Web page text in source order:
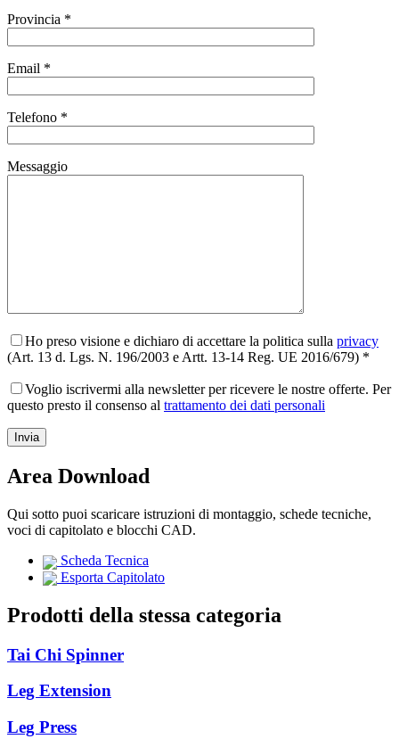
Provincia *
Email *
Telefono *
Messaggio
Ho preso visione e dichiaro di accettare la politica sulla privacy
(Art. 13 d. Lgs. N. 196/2003 e Artt. 13-14 Reg. UE 2016/679) *
Voglio iscrivermi alla newsletter per ricevere le nostre offerte. Per
questo presto il consenso al trattamento dei dati personali
Area Download
Qui sotto puoi scaricare istruzioni di montaggio, schede tecniche,
voci di capitolato e blocchi CAD.
Scheda Tecnica
Esporta Capitolato
Prodotti della stessa categoria
Tai Chi Spinner
Leg Extension
Leg Press